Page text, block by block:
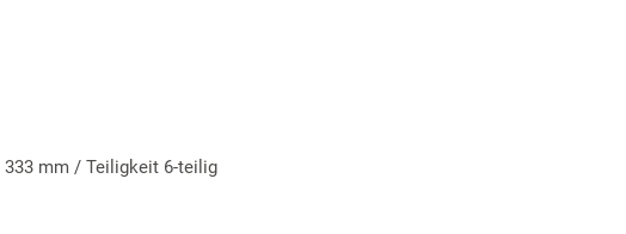
mm / Teiligkeit 6-teilig